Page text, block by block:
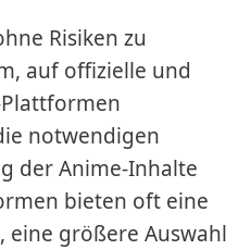
Risiken zu
auf offizielle und
notwendigen
der Anime-Inhalte
bieten oft eine
eine größere Auswahl